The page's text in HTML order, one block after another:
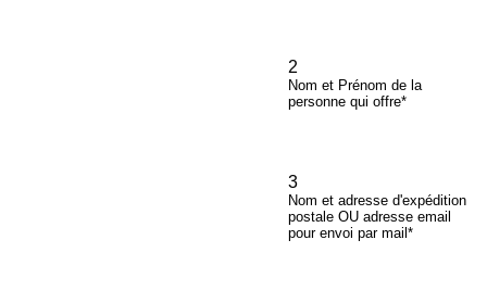
2
Nom et Prénom de la
personne qui offre*
3
Nom et adresse d'expédition
postale OU adresse email
pour envoi par mail*